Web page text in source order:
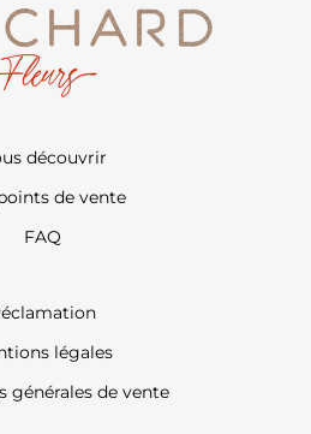
découvrir
de vente
FAQ
légales
générales de vente